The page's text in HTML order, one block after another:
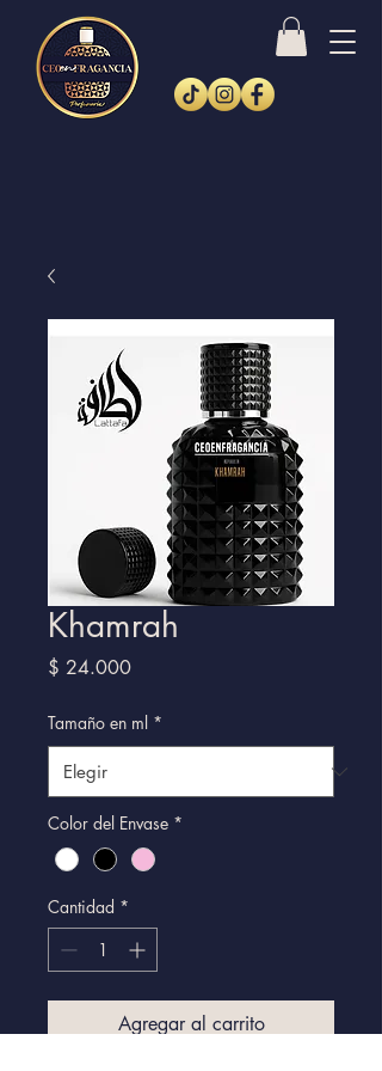
Khamrah
$ 24.000Precio
Tamaño en ml *
Color del Envase *
Cantidad *
Agregar al carrito